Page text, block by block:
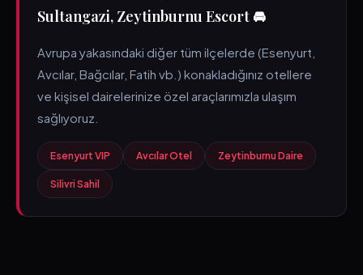
Sultangazi, Zeytinburnu Escort 🚘
Avrupa yakasındaki diğer tüm ilçelerde (Esenyurt,
Avcılar, Bağcılar, Fatih vb.) konakladığınız otellere
ve kişisel dairelerinize özel araçlarımızla ulaşım
sağlıyoruz.
Esenyurt VIP Avcılar Otel Zeytinburnu Daire
Silivri Sahil